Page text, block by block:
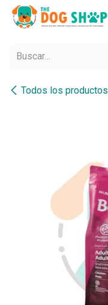
Ir al contenido
Todos los productos